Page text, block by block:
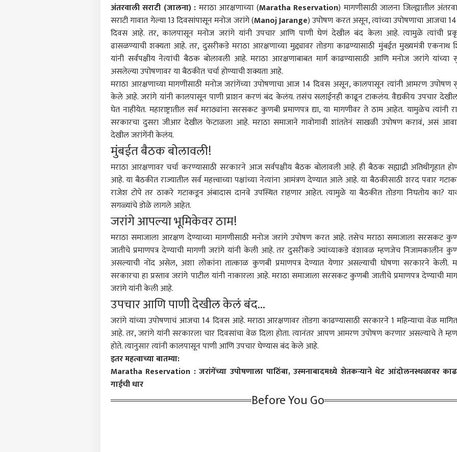
अंतरवाली सराटी (जालना) : मराठा आरक्षणाच्या (Maratha Reservation) मागणीसाठी जालना जिल्ह्यातील
सराटी गावात गेल्या 13 दिवसांपासून मनोज जरांगे (Manoj Jarange) उपोषण करत असून, त्यांच्या उपोषणाचा आजचा
दिवस आहे. तर, कालपासून मनोज जरांगे यांनी उपचार आणि पाणी घेणं देखील बंद केला आहे. त्यामुळे त्यांची
ढासळण्याची शक्यता आहे. तर, दुसरीकडे मराठा आरक्षणाच्या मुद्द्यावर तोडगा काढण्यासाठी मुंबईत मुख्यमंत्री एकनाथ
यांनी सर्वपक्षीय नेत्यांची बैठक बोलावली आहे. मराठा आरक्षणाबाबत मार्ग काढण्यासाठी आणि मनोज जरांगे
असलेल्या उपोषणावर या बैठकीत चर्चा होण्याची शक्यता आहे.
मराठा आरक्षणाच्या मागणीसाठी मनोज जरांगेंच्या उपोषणाचा आज 14 दिवस असून, कालपासून त्यांनी आमरण
केले आहे. जरांगे यांनी कालपासून पाणी प्राशन करणं बंद केलंय. तसंच सलाईनही काढून टाकलंय. वैद्यकीय उपचार
घेत नाहीयेत. महाराष्ट्रातील सर्व मराठ्यांना सरसकट कुणबी प्रमाणपत्र द्या, या मागणीवर ते ठाम आहेत. यामुळेच त्यांनी
सरकारचा दुसरा जीआर देखील फेटाळला आहे. मराठा समाजाने गावोगावी शांततेनं साखळी उपोषण करावं, असं
देखील जरांगेंनी केलंय.
मुंबईत बैठक बोलावली!
मराठा आरक्षणावर चर्चा करण्यासाठी सरकारने आज सर्वपक्षीय बैठक बोलावली आहे. ही बैठक सह्याद्री अतिथीगृहात
आहे. या बैठकीत राज्यातील सर्व महत्त्वाच्या पक्षांच्या नेत्यांना आमंत्रण देण्यात आले आहे. या बैठकीसाठी शरद पवार
राजेश टोपे तर ठाकरे गटाकडून अंबादास दानवे उपस्थित राहणार आहेत. त्यामुळे या बैठकीत तोडगा निघतोय का?
सगळ्यांचे डोळे लागले आहेत.
जरांगे आपल्या भूमिकेवर ठाम!
मराठा समाजाला आरक्षण देण्याच्या मागणीसाठी मनोज जरांगे उपोषण करत आहे. तसेच मराठा समाजाला सरसकट
जातीचे प्रमाणपत्र देण्याची मागणी जरांगे यांनी केली आहे. तर दुसरीकडे ज्यांच्याकडे वंशावळ म्हणजेच निजामकालीन
असल्याची नोंद असेल, अशा लोकांना तात्काळ कुणबी प्रमाणपत्र देण्यात येणार असल्याची घोषणा सरकारने केली.
सरकारचा हा प्रस्ताव जरांगे पाटील यांनी नाकारला आहे. मराठा समाजाला सरसकट कुणबी जातीचे प्रमाणपत्र देण्याची
जरांगे यांनी केली आहे.
उपचार आणि पाणी देखील केलं बंद...
जरांगे यांच्या उपोषणाचं आजचा 14 दिवस आहे. मराठा आरक्षणावर तोडगा काढण्यासाठी सरकारने 1 महिन्याचा वेळ
आहे. तर, जरांगे यांनी सरकारला चार दिवसांचा वेळ दिला होता. त्यानंतर आपण आमरण उपोषण करणार असल्याचे ते
होते. त्यानुसार त्यांनी कालपासून पाणी आणि उपचार घेण्यास बंद केले आहे.
इतर महत्वाच्या बातम्या:
Maratha Reservation : जरांगेंच्या उपोषणाला पाठिंबा, उस्मनाबादमध्ये शेतकऱ्याने थेट आंदोलनस्थळावर
गाईची धार
Before You Go
हॅलो गेस्ट
आमच्यासोबत जाहिरात करा
प्रायव्हसी पॉलिसी
संपर्क साधा
करिअर
फीडबॅक
आमच्याबद्दल
पर्सनल कॉर्नर
टॉप आर्टिकल टॉप रील्स
मुंबई
तुम्ही प्रोटिन म्हणून खाताय त्या
पनीरमध्ये फॅट? पनीर शुद्ध की
तुकाराम मुंढेंनी सांगितला
सोपा फॉर्म्युला
क्रीडा
अजिंक्य रहाणेच्या निवृत्तीने
केकेआरमध्ये नेतृत्वाची
नावे समोर! किंग खान
कोणाला मान देणार?
राजकारण
E-20 पेट्रोलविरोधात अरविंद
थेट पीएम मोदींच्या
निवासस्थानापर्यंत 4